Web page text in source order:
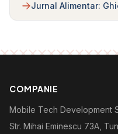
Jurnal Alimentar:
COMPANIE
Mobile Tech Development
Str. Mihai Eminescu 73A,